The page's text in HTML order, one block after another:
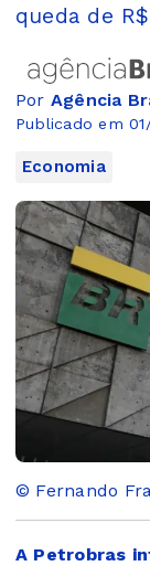
queda de
Por Agência
Publicado em
Economia
© Fernando
A Petrobras